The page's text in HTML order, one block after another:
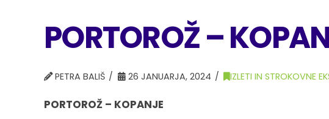
PORTOROŽ –
PETRA BALIŠ 26 JANUARJA, 2024 IZLETI IN STROKOVNE
PORTOROŽ – KOPANJE